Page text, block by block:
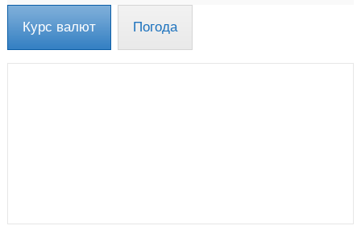
Курс валют Погода